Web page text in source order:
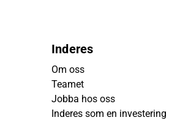
Inderes
Om oss
Teamet
Jobba hos oss
Inderes som en investering